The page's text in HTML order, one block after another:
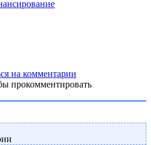
на комментарии
прокомментировать